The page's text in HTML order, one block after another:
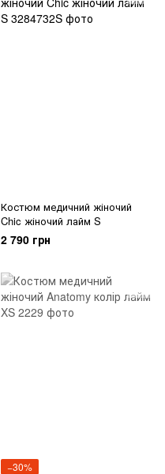
Костюм медичний жіночий
Chic жіночий лайм S
2 790 грн
−30%